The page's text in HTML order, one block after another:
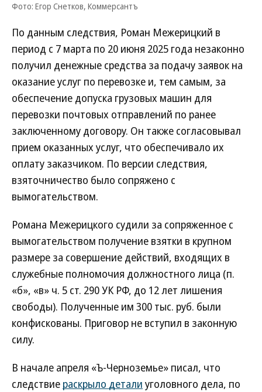
Фото: Егор Снетков, Коммерсантъ
По данным следствия, Роман Межерицкий в
период с 7 марта по 20 июня 2025 года незаконно
получил денежные средства за подачу заявок на
оказание услуг по перевозке и, тем самым, за
обеспечение допуска грузовых машин для
перевозки почтовых отправлений по ранее
заключенному договору. Он также согласовывал
прием оказанных услуг, что обеспечивало их
оплату заказчиком. По версии следствия,
взяточничество было сопряжено с
вымогательством.
Романа Межерицкого судили за сопряженное с
вымогательством получение взятки в крупном
размере за совершение действий, входящих в
служебные полномочия должностного лица (п.
«б», «в» ч. 5 ст. 290 УК РФ, до 12 лет лишения
свободы). Полученные им 300 тыс. руб. были
конфискованы. Приговор не вступил в законную
силу.
В начале апреля «Ъ-Черноземье» писал, что
следствие раскрыло детали уголовного дела, по